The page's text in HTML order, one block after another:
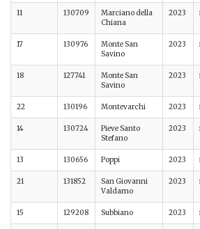
11 130709
Marciano della
Chiana
2023
17 130976
Monte San
Savino
2023
18 127741
Monte San
Savino
2023
22 130196 Montevarchi 2023
14 130724
Pieve Santo
Stefano
2023
13 130656 Poppi 2023
21 131852
San Giovanni
Valdarno
2023
15 129208 Subbiano 2023